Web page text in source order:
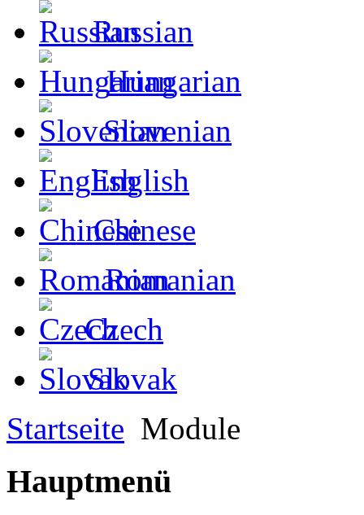
Russian
Hungarian
Slovenian
English
Chinese
Romanian
Czech
Slovak
Startseite Module
Hauptmenü